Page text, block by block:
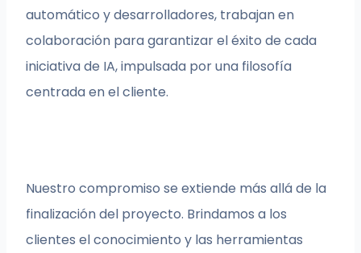
automático y desarrolladores, trabajan en
colaboración para garantizar el éxito de cada
iniciativa de IA, impulsada por una filosofía
centrada en el cliente.
Nuestro compromiso se extiende más allá de la
finalización del proyecto. Brindamos a los
clientes el conocimiento y las herramientas